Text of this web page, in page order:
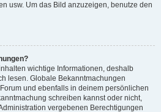
usw. Um das Bild anzuzeigen, benutze den
wichtige Informationen, deshalb
lesen. Globale Bekanntmachungen
und ebenfalls in deinem persönlichen
schreiben kannst oder nicht,
vergebenen Berechtigungen